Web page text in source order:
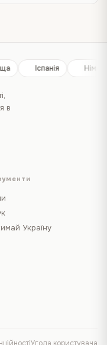
Іспанія
в
Україну